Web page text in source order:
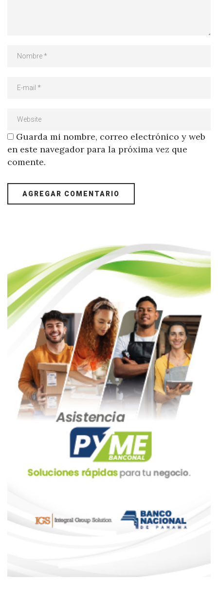
Guarda mi nombre, correo electrónico y web
en este navegador para la próxima vez que
comente.